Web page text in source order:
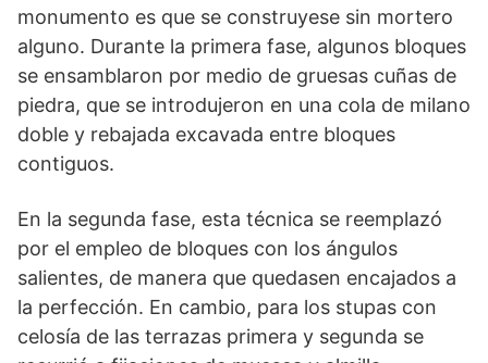
monu­mento es que se construyese sin mortero
alguno. Duran­te la primera fase, algunos bloques
se ensamblaron por medio de gruesas cuñas de
piedra, que se introdujeron en una cola de milano
doble y rebajada excavada entre bloques
contiguos.
En la segunda fase, esta técnica se reemplazó
por el empleo de bloques con los ángulos
salientes, de manera que quedasen encajados a
la per­fección. En cambio, para los stupas con
celosía de las terrazas primera y segunda se